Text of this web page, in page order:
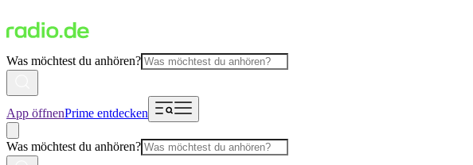
Was möchtest du anhören?
App öffnenPrime entdecken
Was möchtest du anhören?